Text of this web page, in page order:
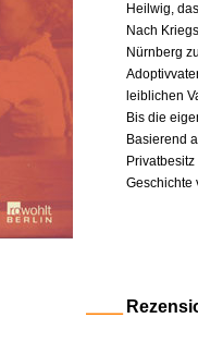
Heilwig,
Nach
Nürnberg
leiblichen
Bis die
Basierend
Geschichte